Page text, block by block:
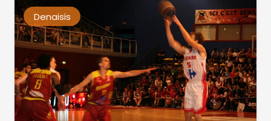
Denaisis